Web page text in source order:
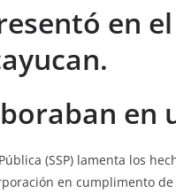
en
en
(SSP) lamenta los
en cumplimento